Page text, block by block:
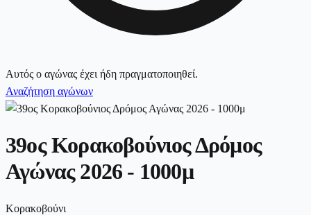
Αυτός ο αγώνας έχει ήδη πραγματοποιηθεί.
Αναζήτηση αγώνων
39ος Κορακοβούνιος Δρόμος
Αγώνας 2026 - 1000μ
Κορακοβούνι